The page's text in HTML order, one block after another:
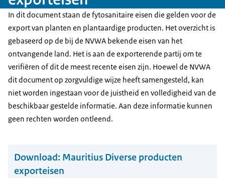
In dit document staan de fytosanitaire eisen die gelden voor de
export van planten en plantaardige producten. Het overzicht is
gebaseerd op de bij de NVWA bekende eisen van het
ontvangende land. Het is aan de exporterende partij om te
verifiëren of dit de meest recente eisen zijn. Hoewel de NVWA
dit document op zorgvuldige wijze heeft samengesteld, kan
niet worden ingestaan voor de juistheid en volledigheid van de
beschikbaar gestelde informatie. Aan deze informatie kunnen
geen rechten worden ontleend.
Download: Mauritius Diverse producten
exporteisen